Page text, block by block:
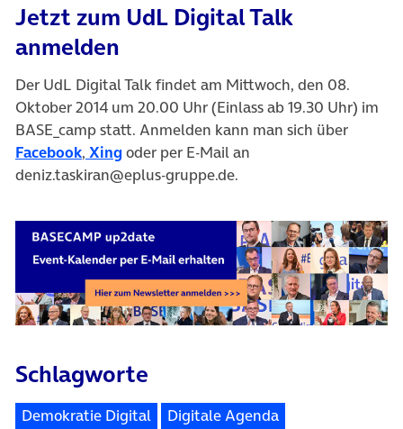
Jetzt zum UdL Digital Talk
anmelden
Der UdL Digital Talk findet am Mittwoch, den 08.
Oktober 2014 um 20.00 Uhr (Einlass ab 19.30 Uhr) im
BASE_camp statt. Anmelden kann man sich über
Facebook(öffnet in neuem Tab)
, Xing(öffnet in neuem Tab)
oder per E-Mail an
deniz.taskiran@eplus-gruppe.de.
Schlagworte
Demokratie Digital
Digitale Agenda